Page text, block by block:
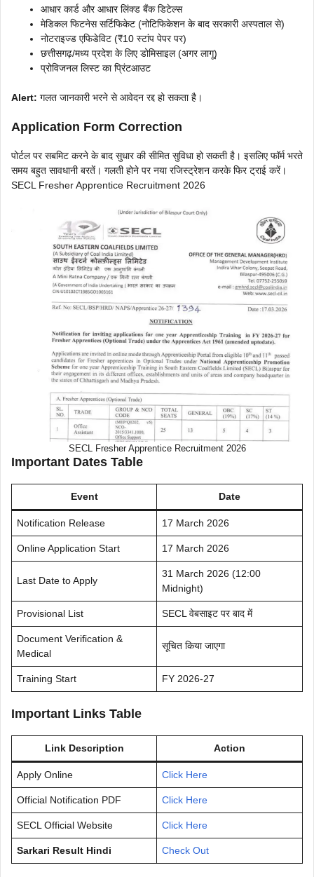
आधार कार्ड और आधार लिंक्ड बैंक डिटेल्स
मेडिकल फिटनेस सर्टिफिकेट (नोटिफिकेशन के बाद सरकारी अस्पताल से)
नोटराइज्ड एफिडेविट (₹10 स्टांप पेपर पर)
छत्तीसगढ़/मध्य प्रदेश के लिए डोमिसाइल (अगर लागू)
प्रोविजनल लिस्ट का प्रिंटआउट
Alert: गलत जानकारी भरने से आवेदन रद्द हो सकता है।
Application Form Correction
पोर्टल पर सबमिट करने के बाद सुधार की सीमित सुविधा हो सकती है। इसलिए फॉर्म भरते
समय बहुत सावधानी बरतें। गलती होने पर नया रजिस्ट्रेशन करके फिर ट्राई करें।
SECL Fresher Apprentice Recruitment 2026
SECL Fresher Apprentice Recruitment 2026
Important Dates Table
Event Date
Notification Release 17 March 2026
Online Application Start 17 March 2026
Last Date to Apply
31 March 2026 (12:00
Midnight)
Provisional List SECL वेबसाइट पर बाद में
Document Verification &
Medical
सूचित किया जाएगा
Training Start FY 2026-27
Important Links Table
Link Description Action
Apply Online Click Here
Official Notification PDF Click Here
SECL Official Website Click Here
Sarkari Result Hindi Check Out